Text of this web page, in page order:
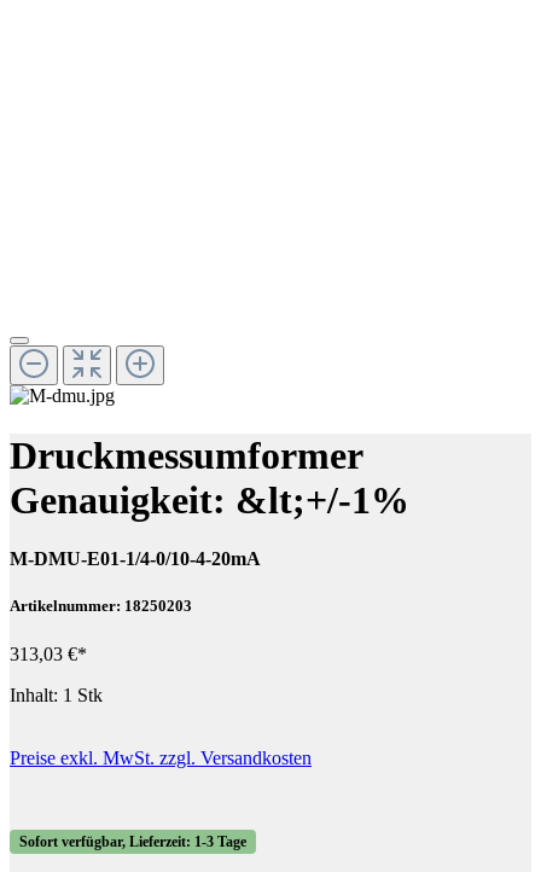
Druckmessumformer
Genauigkeit: &lt;+/-1%
M-DMU-E01-1/4-0/10-4-20mA
Artikelnummer: 18250203
313,03 €*
Inhalt: 1 Stk
Preise exkl. MwSt. zzgl. Versandkosten
Sofort verfügbar, Lieferzeit: 1-3 Tage